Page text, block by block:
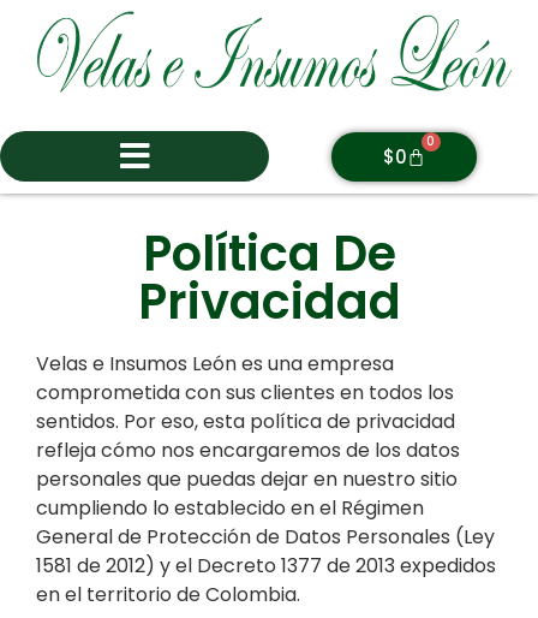
$0
0
Política De
Privacidad
Velas e Insumos León es una empresa
comprometida con sus clientes en todos los
sentidos. Por eso, esta política de privacidad
refleja cómo nos encargaremos de los datos
personales que puedas dejar en nuestro sitio
cumpliendo lo establecido en el Régimen
General de Protección de Datos Personales (Ley
1581 de 2012) y el Decreto 1377 de 2013 expedidos
en el territorio de Colombia.